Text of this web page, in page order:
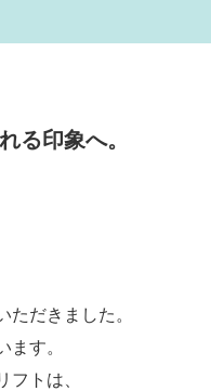
る印象へ。
だきました。
す。
トは、